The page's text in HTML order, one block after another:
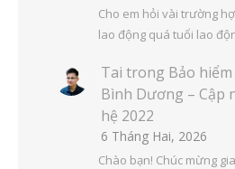
Cho em hỏi vài trường
lao động quá tuổi lao
Tai trong Bảo
Bình Dương – Cập
hệ 2022
6 Tháng Hai, 2026
Chào bạn! Chúc mừng